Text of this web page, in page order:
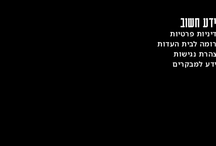
חשוב
פרטיות
לבית העדות
נגישות